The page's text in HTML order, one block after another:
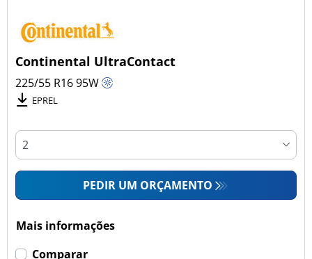
Continental UltraContact
225/55 R1695W
EPREL
PEDIR UM ORÇAMENTO
Mais informações
Comparar